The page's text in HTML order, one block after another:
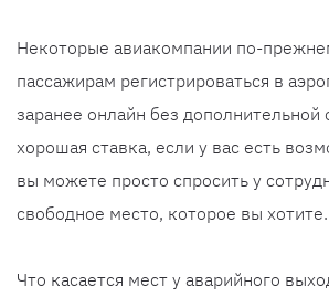
Некоторые авиакомпании по-
пассажирам регистрироваться в
заранее онлайн без дополнительной
хорошая ставка, если у вас есть
вы можете просто спросить у
свободное место, которое вы хотите.
Что касается мест у аварийного